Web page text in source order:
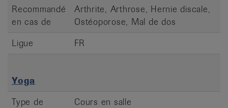
Recommandé
en cas de
Arthrite, Arthrose, Hernie discale,
Ostéoporose, Mal de dos
Ligue
FR
Yoga
Type de
Cours en salle